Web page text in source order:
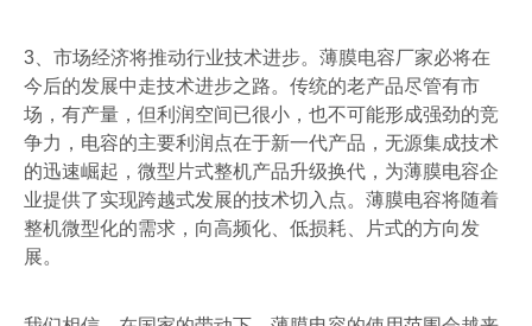
3 、市场经济将推动行业技术进步。薄膜电容厂家必将在
今后的发展中走技术进步之路。传统的老产品尽管有市
场，有产量，但利润空间已很小，也不可能形成强劲的竞
争力，电容的主要利润点在于新一代产品，无源集成技术
的迅速崛起，微型片式整机产品升级换代，为薄膜电容企
业提供了实现跨越式发展的技术切入点。薄膜电容将随着
整机微型化的需求，向高频化、低损耗、片式的方向发
展。